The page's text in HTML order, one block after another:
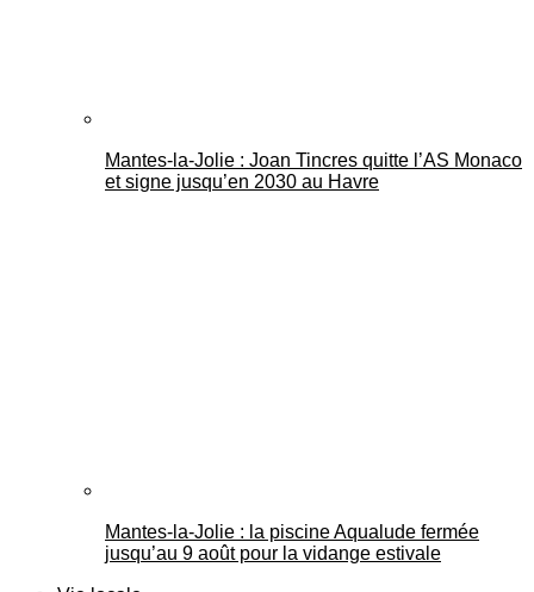
Mantes-la-Jolie : Joan Tincres quitte l’AS Monaco
et signe jusqu’en 2030 au Havre
Mantes-la-Jolie : la piscine Aqualude fermée
jusqu’au 9 août pour la vidange estivale